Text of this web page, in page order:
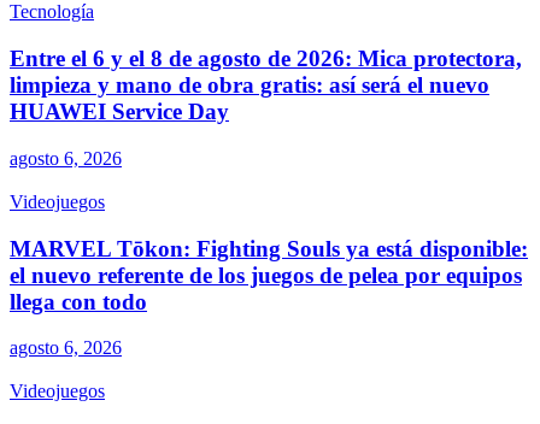
Tecnología
Entre el 6 y el 8 de agosto de 2026: Mica protectora,
limpieza y mano de obra gratis: así será el nuevo
HUAWEI Service Day
agosto 6, 2026
Videojuegos
MARVEL Tōkon: Fighting Souls ya está disponible:
el nuevo referente de los juegos de pelea por equipos
llega con todo
agosto 6, 2026
Videojuegos